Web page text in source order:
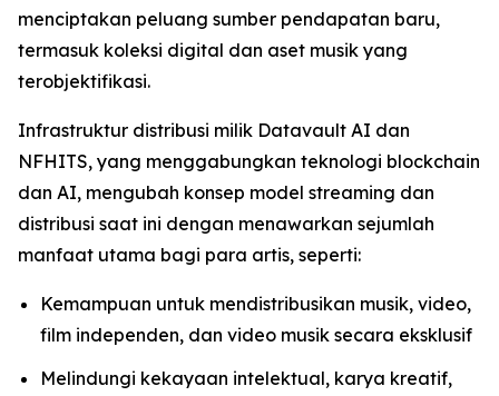
menciptakan peluang sumber pendapatan baru,
termasuk koleksi digital dan aset musik yang
terobjektifikasi.
Infrastruktur distribusi milik Datavault AI dan
NFHITS, yang menggabungkan teknologi blockchain
dan AI, mengubah konsep model streaming dan
distribusi saat ini dengan menawarkan sejumlah
manfaat utama bagi para artis, seperti:
Kemampuan untuk mendistribusikan musik, video,
film independen, dan video musik secara eksklusif
Melindungi kekayaan intelektual, karya kreatif,